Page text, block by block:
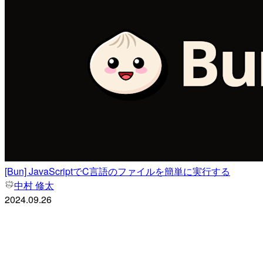
[Bun] JavaScriptでC言語のファイルを簡単に実行する
中村 修太
2024.09.26